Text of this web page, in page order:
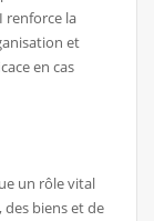
renforce la
et
en cas
un rôle vital
biens et de